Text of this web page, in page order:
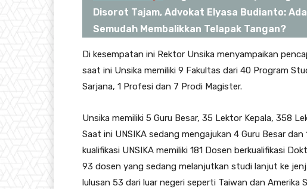
Disorot Tajam, Advokat Elyasa Budianto:
Semudah Membalikkan Telapak Tangan?
Di kesempatan ini Rektor Unsika menyampaikan
saat ini Unsika memiliki 9 Fakultas dari 40 Program
Sarjana, 1 Profesi dan 7 Prodi Magister.
Unsika memiliki 5 Guru Besar, 35 Lektor Kepala, 358
Saat ini UNSIKA sedang mengajukan 4 Guru Besar
kualifikasi UNSIKA memiliki 181 Dosen berkualifikasi
93 dosen yang sedang melanjutkan studi lanjut ke
lulusan 53 dari luar negeri seperti Taiwan dan Amerika